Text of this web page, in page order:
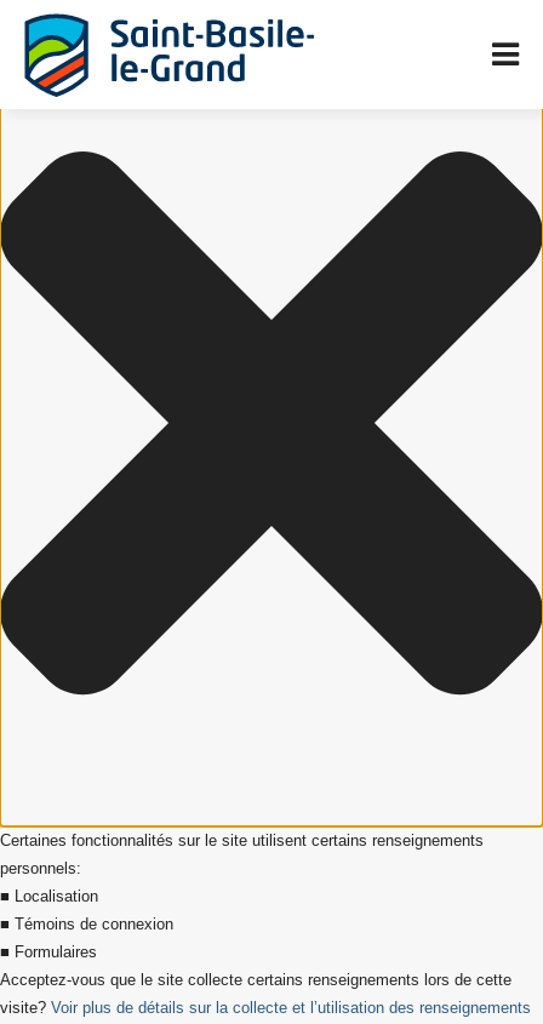
Gérer le consentement aux cookies
Certaines fonctionnalités sur le site utilisent certains renseignements
personnels:
■ Localisation
■ Témoins de connexion
■ Formulaires
Acceptez-vous que le site collecte certains renseignements lors de cette
visite? Voir plus de détails sur la collecte et l’utilisation des renseignements